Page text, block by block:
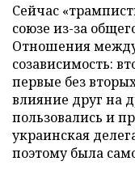
Сейчас
союзе из-за
Отношения
созависимость:
первые без
влияние друг на
пользовались и
украинская
поэтому была